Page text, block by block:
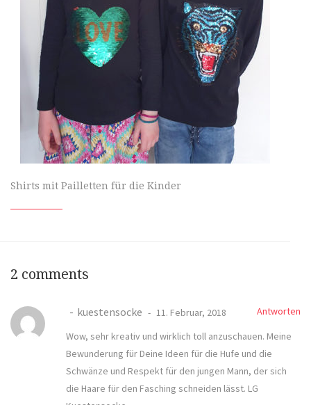
Shirts mit Pailletten für die Kinder
2 comments
kuestensocke 11. Februar, 2018
Antworten
Wow, sehr kreativ und wirklich toll anzuschauen. Meine
Bewunderung für Deine Ideen für die Hufe und die
Schwänze und Respekt für den jungen Mann, der sich
die Haare für den Fasching schneiden lässt. LG